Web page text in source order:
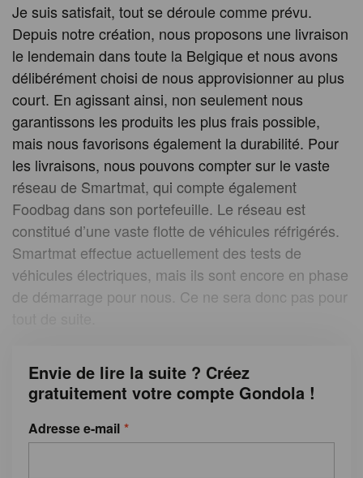
Je suis satisfait, tout se déroule comme prévu.
Depuis notre création, nous proposons une livraison
le lendemain dans toute la Belgique et nous avons
délibérément choisi de nous approvisionner au plus
court. En agissant ainsi, non seulement nous
garantissons les produits les plus frais possible,
mais nous favorisons également la durabilité. Pour
les livraisons, nous pouvons compter sur le vaste
réseau de Smartmat, qui compte également
Foodbag dans son portefeuille. Le réseau est
constitué d’une vaste flotte de véhicules réfrigérés.
Smartmat effectue actuellement des tests de
véhicules électriques, mais ils sont encore en phase
de démarrage pour nous. Ce ne sera donc pas pour
Envie de lire la suite ? Créez
gratuitement votre compte Gondola !
Adresse e-mail